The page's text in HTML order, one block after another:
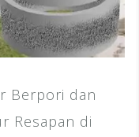
Berpori dan
Resapan di